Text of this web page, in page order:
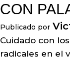
CON
Publicado por
Cuidado con
radicales en el